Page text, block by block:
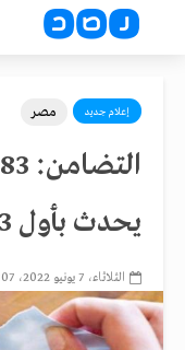
إعلام جديد مصر
يحدث بأول 3 سنين من الزواج
الثلاثاء، 7 يونيو 2022، 9:07 م